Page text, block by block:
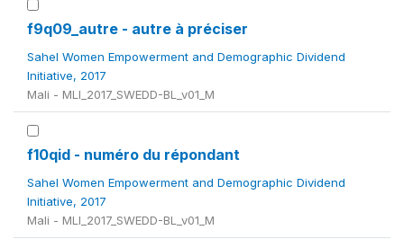
f9q09_autre - autre à préciser
Sahel Women Empowerment and Demographic Dividend
Initiative, 2017
Mali - MLI_2017_SWEDD-BL_v01_M
f10qid - numéro du répondant
Sahel Women Empowerment and Demographic Dividend
Initiative, 2017
Mali - MLI_2017_SWEDD-BL_v01_M